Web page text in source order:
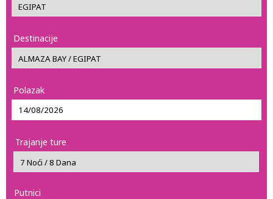
Destinacije
Polazak
Trajanje ture
Putnici